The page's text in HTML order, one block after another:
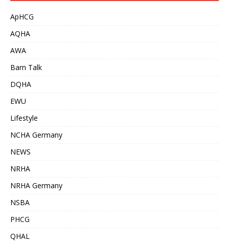
ApHCG
AQHA
AWA
Barn Talk
DQHA
EWU
Lifestyle
NCHA Germany
NEWS
NRHA
NRHA Germany
NSBA
PHCG
QHAL